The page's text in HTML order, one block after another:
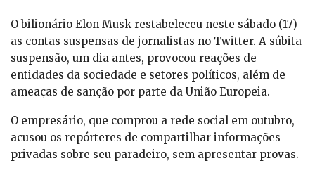
O bilionário Elon Musk restabeleceu neste sábado (17)
as contas suspensas de jornalistas no Twitter. A súbita
suspensão, um dia antes, provocou reações de
entidades da sociedade e setores políticos, além de
ameaças de sanção por parte da União Europeia.
O empresário, que comprou a rede social em outubro,
acusou os repórteres de compartilhar informações
privadas sobre seu paradeiro, sem apresentar provas.